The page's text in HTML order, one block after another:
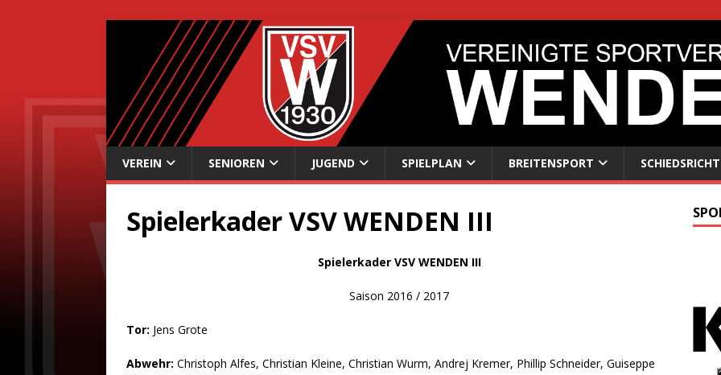
VEREIN SENIOREN JUGEND SPIELPLAN BREITENSPORT
Spielerkader VSV WENDEN III
Spielerkader VSV WENDEN III
Saison 2016 / 2017
Tor: Jens Grote
Abwehr: Christoph Alfes, Christian Kleine, Christian Wurm, Andrej Kremer, Phillip Schneider, Guiseppe